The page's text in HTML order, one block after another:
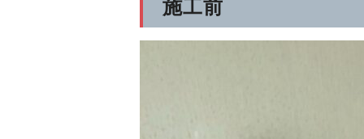
施工前